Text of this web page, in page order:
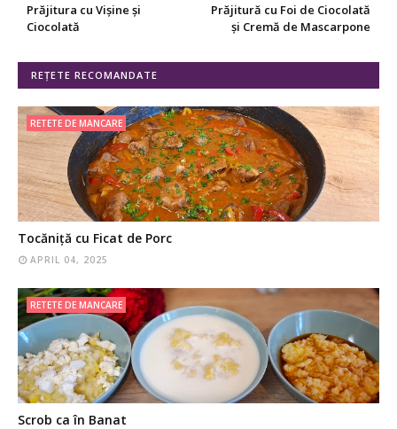
Prăjitură cu Foi de Ciocolată
și Cremă de Mascarpone
Prăjitura cu Vișine și
Ciocolată
REȚETE RECOMANDATE
RETETE DE MANCARE
Tocăniță cu Ficat de Porc
APRIL 04, 2025
RETETE DE MANCARE
Scrob ca în Banat